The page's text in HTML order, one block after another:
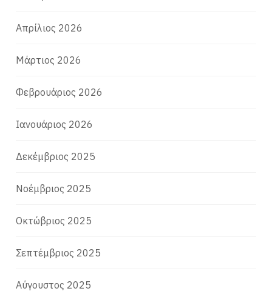
Απρίλιος 2026
Μάρτιος 2026
Φεβρουάριος 2026
Ιανουάριος 2026
Δεκέμβριος 2025
Νοέμβριος 2025
Οκτώβριος 2025
Σεπτέμβριος 2025
Αύγουστος 2025